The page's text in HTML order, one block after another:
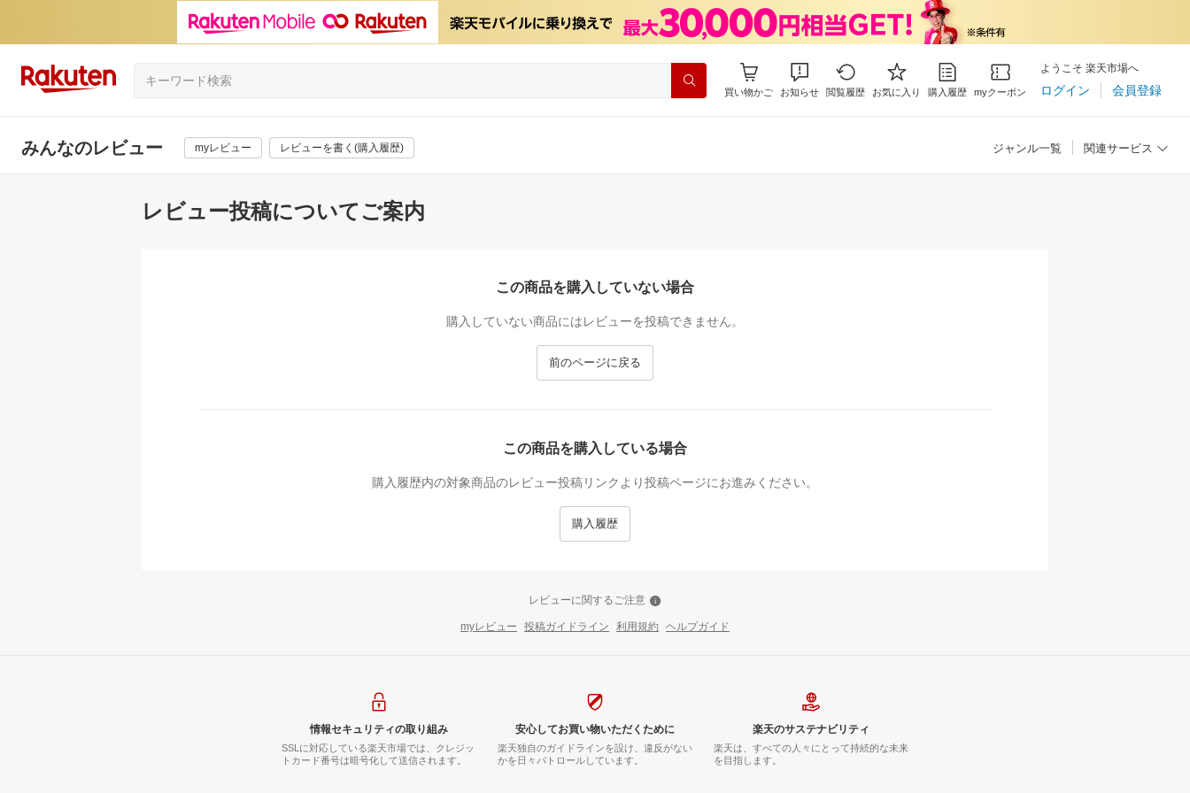
買い物かご お知らせ 閲覧履歴 お気に入り 購入履歴 myクーポン
ようこそ 楽天市場へ
ログイン 会員登録
みんなのレビュー myレビュー レビューを書く(購入履歴) ジャンル一覧 関連サービス
レビュー投稿についてご案内
この商品を購入していない場合
購入していない商品にはレビューを投稿できません。
前のページに戻る
この商品を購入している場合
購入履歴内の対象商品のレビュー投稿リンクより投稿ページにお進みください。
購入履歴
レビューに関するご注意
myレビュー 投稿ガイドライン 利用規約 ヘルプガイド
情報セキュリティの取り組み
SSLに対応している楽天市場では、クレジッ
トカード番号は暗号化して送信されます。
安心してお買い物いただくために
楽天独自のガイドラインを設け、違反がない
かを日々パトロールしています。
楽天のサステナビリティ
楽天は、すべての人々にとって持続的な未来
を目指します。